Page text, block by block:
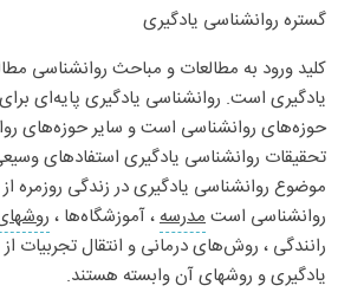
گستره روانشناسی یادگیری
کلید ورود به مطالعات و مباحث روانشناسی
یادگیری است. روانشناسی یادگیری پایه‌ای
حوزه‌های روانشناسی است و سایر حوزه‌های
تحقیقات روانشناسی یادگیری استفادهای
موضوع روانشناسی یادگیری در زندگی روزمره
روانشناسی استمدرسه، آموزشگاه‌ها ،
رانندگی ، روش‌های درمانی و انتقال تجربیات
یادگیری و روشهای آن وابسته هستند.